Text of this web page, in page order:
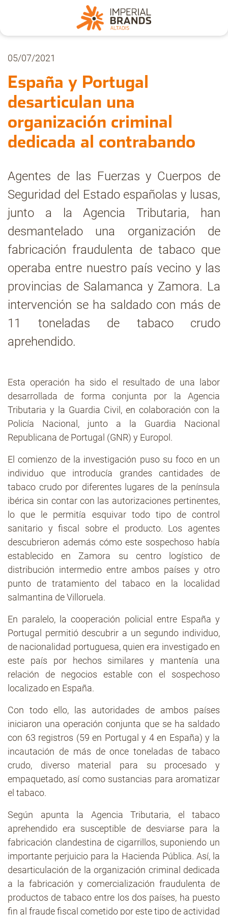
Nosotros
Secciones
Denuncia
Archivo
Estadísticas CMT
Contacto
05/07/2021
España y Portugal
desarticulan una
organización criminal
dedicada al contrabando
Agentes de las Fuerzas y Cuerpos de
Seguridad del Estado españolas y lusas,
junto a la Agencia Tributaria, han
desmantelado una organización de
fabricación fraudulenta de tabaco que
operaba entre nuestro país vecino y las
provincias de Salamanca y Zamora. La
intervención se ha saldado con más de
11 toneladas de tabaco crudo
aprehendido.
Esta operación ha sido el resultado de una labor
desarrollada de forma conjunta por la Agencia
Tributaria y la Guardia Civil, en colaboración con la
Policía Nacional, junto a la Guardia Nacional
Republicana de Portugal (GNR) y Europol.
El comienzo de la investigación puso su foco en un
individuo que introducía grandes cantidades de
tabaco crudo por diferentes lugares de la península
ibérica sin contar con las autorizaciones pertinentes,
lo que le permitía esquivar todo tipo de control
sanitario y fiscal sobre el producto. Los agentes
descubrieron además cómo este sospechoso había
establecido en Zamora su centro logístico de
distribución intermedio entre ambos países y otro
punto de tratamiento del tabaco en la localidad
salmantina de Villoruela.
En paralelo, la cooperación policial entre España y
Portugal permitió descubrir a un segundo individuo,
de nacionalidad portuguesa, quien era investigado en
este país por hechos similares y mantenía una
relación de negocios estable con el sospechoso
localizado en España.
Con todo ello, las autoridades de ambos países
iniciaron una operación conjunta que se ha saldado
con 63 registros (59 en Portugal y 4 en España) y la
incautación de más de once toneladas de tabaco
crudo, diverso material para su procesado y
empaquetado, así como sustancias para aromatizar
el tabaco.
Según apunta la Agencia Tributaria, el tabaco
aprehendido era susceptible de desviarse para la
fabricación clandestina de cigarrillos, suponiendo un
importante perjuicio para la Hacienda Pública. Así, la
desarticulación de la organización criminal dedicada
a la fabricación y comercialización fraudulenta de
productos de tabaco entre los dos países, ha puesto
fin al fraude fiscal cometido por este tipo de actividad